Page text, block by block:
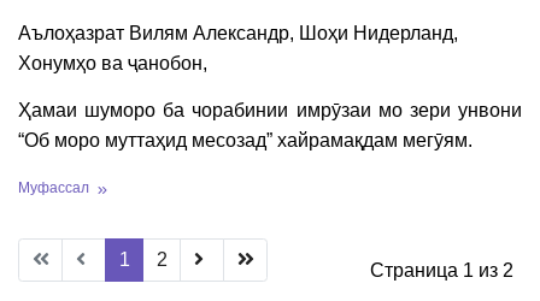
Аълоҳазрат Вилям Александр, Шоҳи Нидерланд,
Хонумҳо ва ҷанобон,
Ҳамаи шуморо ба чорабинии имрӯзаи мо зери унвони
“Об моро муттаҳид месозад” хайрамақдам мегӯям.
Муфассал
Страница 1 из 2
1 2